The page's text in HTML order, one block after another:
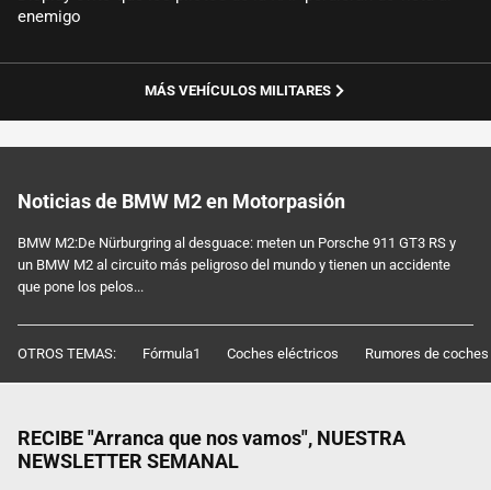
enemigo
MÁS VEHÍCULOS MILITARES
Noticias de BMW M2 en Motorpasión
BMW M2:De Nürburgring al desguace: meten un Porsche 911 GT3 RS y
un BMW M2 al circuito más peligroso del mundo y tienen un accidente
que pone los pelos...
OTROS TEMAS: Fórmula1 Coches eléctricos Rumores de coches
RECIBE "Arranca que nos vamos", NUESTRA
NEWSLETTER SEMANAL